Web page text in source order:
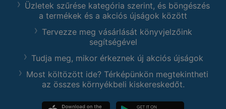
Üzletek szűrése kategória szerint, és böngészés
a termékek és a akciós újságok között
Tervezze meg vásárlását könyvjelzőink
segítségével
Tudja meg, mikor érkeznek új akciós újságok
Most költözött ide? Térképünkön megtekintheti
az összes környékbeli kiskereskedőt.